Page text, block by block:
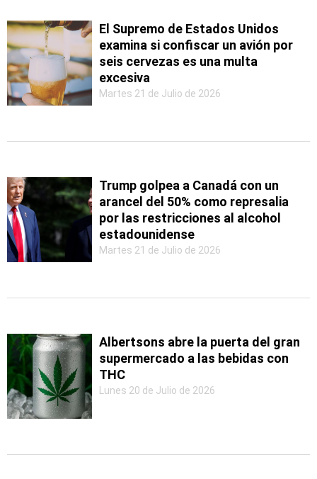
El Supremo de Estados Unidos
examina si confiscar un avión por
seis cervezas es una multa
excesiva
Martes 21 de Julio de 2026
Trump golpea a Canadá con un
arancel del 50% como represalia
por las restricciones al alcohol
estadounidense
Martes 21 de Julio de 2026
Albertsons abre la puerta del gran
supermercado a las bebidas con
THC
Lunes 20 de Julio de 2026